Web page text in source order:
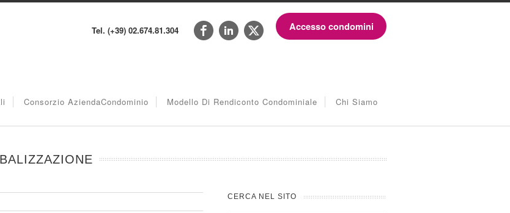
Tel. (+39) 02.674.81.304 Accesso condomini
Consorzio AziendaCondominio Modello Di Rendiconto Condominiale Chi Siamo
CERCA NEL SITO